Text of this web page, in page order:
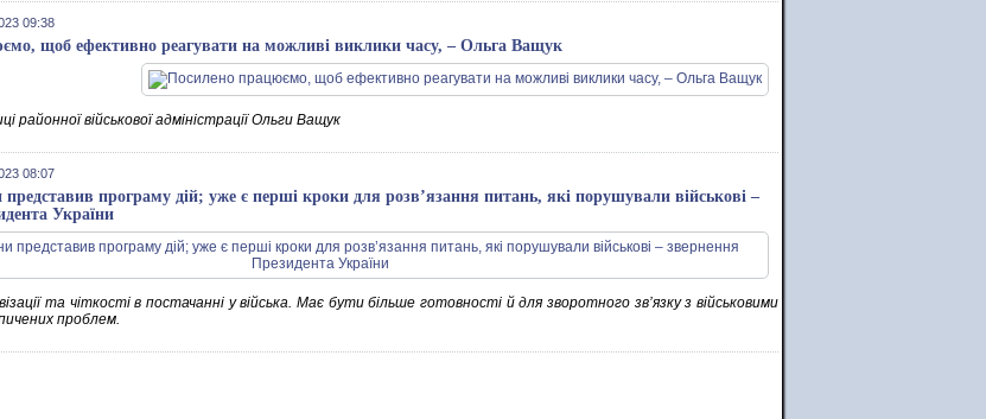
09:38
щоб ефективно реагувати на можливі виклики часу, – Ольга Ващук
районної військової адміністрації Ольги Ващук
08:07
представив програму дій; уже є перші кроки для розв’язання питань, які порушували військові –
України
та чіткості в постачанні у війська. Має бути більше готовності й для зворотного зв’язку з військовими
проблем.